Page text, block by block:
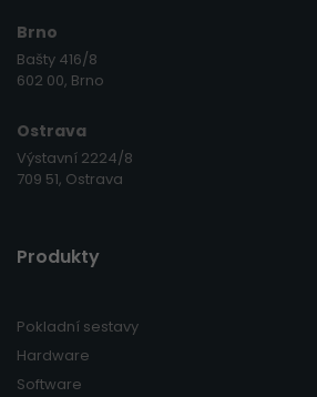
Brno
Bašty 416/8
602 00, Brno
Ostrava
Výstavní 2224/8
709 51, Ostrava
Produkty
Pokladní sestavy
Hardware
Software